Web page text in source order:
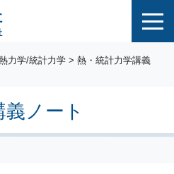
ノート
力学/統計力学 > 熱・統計力学講義